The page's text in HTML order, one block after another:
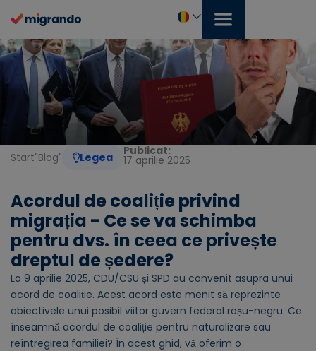
conținut
Română
Start"Blog" Legea Publicat:
17 aprilie 2025
Acordul de coaliție privind
migrația - Ce se va schimba
pentru dvs. în ceea ce privește
dreptul de ședere?
La 9 aprilie 2025, CDU/CSU și SPD au convenit asupra unui
acord de coaliție. Acest acord este menit să reprezinte
obiectivele unui posibil viitor guvern federal roșu-negru. Ce
înseamnă acordul de coaliție pentru naturalizare sau
reîntregirea familiei? În acest ghid, vă oferim o